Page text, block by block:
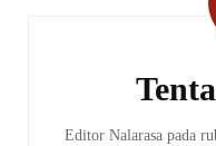
Editor Nalarasa pada